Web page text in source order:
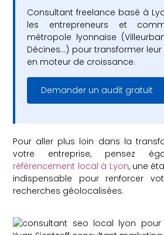
Consultant freelance basé à
les entrepreneurs et
métropole lyonnaise
Décines…) pour transformer
en moteur de croissance.
Demander un audit gratuit
Pour aller plus loin dans la
votre entreprise, pensez
référencement local à Lyon, une
indispensable pour renforcer
recherches géolocalisées.